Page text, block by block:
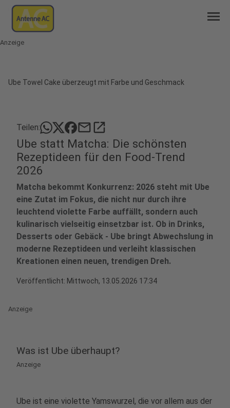
menu
Anzeige
Ube Towel Cake überzeugt mit Farbe und Geschmack
Teilen: mailopen_in_new
Ube statt Matcha: Die schönsten
Rezeptideen für den Food-Trend
2026
Matcha bekommt Konkurrenz: 2026 steht mit Ube
eine Zutat im Fokus, die nicht nur durch ihre
leuchtend violette Farbe auffällt, sondern auch
kulinarisch vielseitig einsetzbar ist. Ob in Drinks,
Desserts oder Gebäck - Ube bringt Abwechslung in
moderne Rezeptideen und verleiht klassischen
Kreationen einen neuen, trendigen Dreh.
Veröffentlicht: Mittwoch, 13.05.2026 17:34
Anzeige
Was ist Ube überhaupt?
Anzeige
Ube ist eine violette Yamswurzel, die vor allem aus der